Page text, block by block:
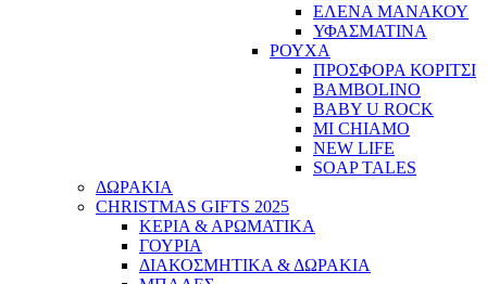
ΕΛΕΝΑ ΜΑΝΑΚΟΥ
ΥΦΑΣΜΑΤΙΝΑ
ΡΟΥΧΑ
ΠΡΟΣΦΟΡΑ ΚΟΡΙΤΣΙ
BAMBOLINO
BABY U ROCK
MI CHIAMO
NEW LIFE
SOAP TALES
ΔΩΡΑΚΙΑ
CHRISTMAS GIFTS 2025
ΚΕΡΙΑ & ΑΡΩΜΑΤΙΚΑ
ΓΟΥΡΙΑ
ΔΙΑΚΟΣΜΗΤΙΚΑ & ΔΩΡΑΚΙΑ